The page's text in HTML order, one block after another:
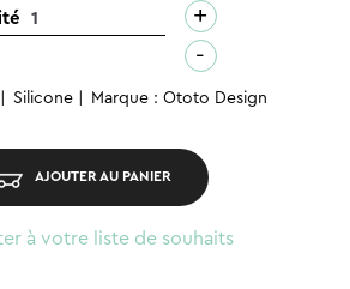
quantité
Baby
+
-
Silicone Marque : Ototo Design
AJOUTER AU PANIER
à votre liste de souhaits